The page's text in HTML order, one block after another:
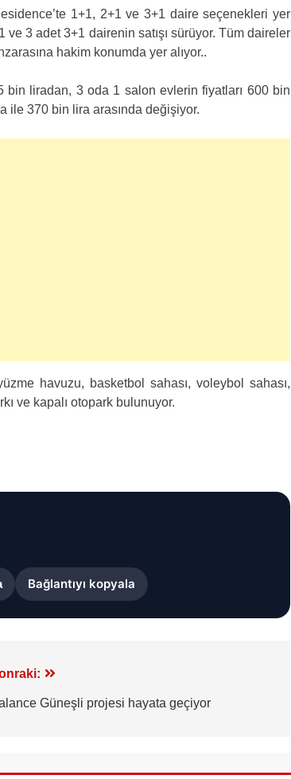
1+1, 2+1 ve 3+1 daire seçenekleri yer
3 adet 3+1 dairenin satışı sürüyor. Tüm daireler
hakim konumda yer alıyor..
bin liradan, 3 oda 1 salon evlerin fiyatları 600 bin
ile 370 bin lira arasında değişiyor.
havuzu, basketbol sahası, voleybol sahası,
ve kapalı otopark bulunuyor.
Bağlantıyı kopyala
Güneşli projesi hayata geçiyor